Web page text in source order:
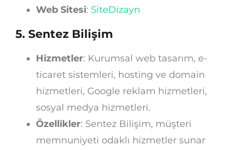
Web Sitesi: SiteDizayn
5. Sentez Bilişim
Hizmetler: Kurumsal web tasarım, e-
ticaret sistemleri, hosting ve domain
hizmetleri, Google reklam hizmetleri,
sosyal medya hizmetleri.
Özellikler: Sentez Bilişim, müşteri
memnuniyeti odaklı hizmetler sunar